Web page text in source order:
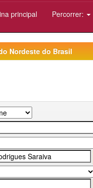
principal Percorrer:
Nordeste do Brasil